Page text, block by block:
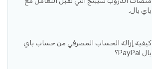
باي بال.
كيفية إزالة الحساب المصرفي من حساب باي
بال PayPal؟